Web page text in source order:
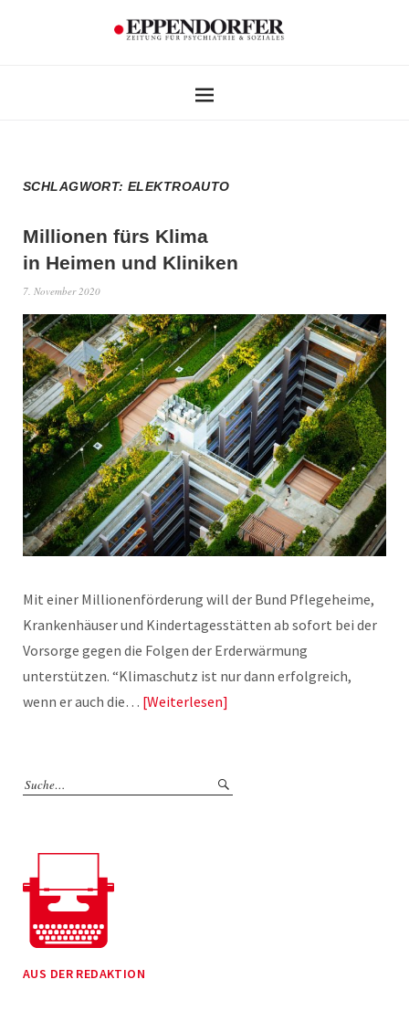
SCHLAGWORT:ELEKTROAUTO
Millionen fürs Klima
in Heimen und Kliniken
7. November 2020
Mit einer Millionenförderung will der Bund Pflegeheime,
Krankenhäuser und Kindertagesstätten ab sofort bei der
Vorsorge gegen die Folgen der Erderwärmung
unterstützen. “Klimaschutz ist nur dann erfolgreich,
wenn er auch die… Weiterlesen
AUS DER REDAKTION